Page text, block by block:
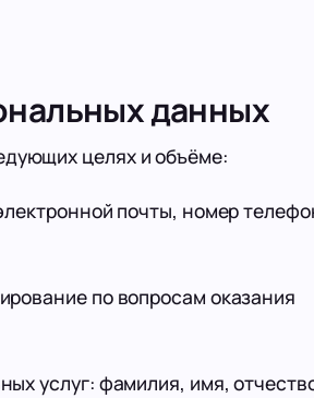
данных
целях и объёме:
почты, номер
по вопросам оказания
услуг: фамилия, имя,